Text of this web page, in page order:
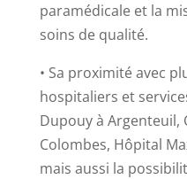
paramédicale et la
soins de qualité.
• Sa proximité avec
hospitaliers et
Dupouy à Argenteuil,
Colombes, Hôpital
mais aussi la